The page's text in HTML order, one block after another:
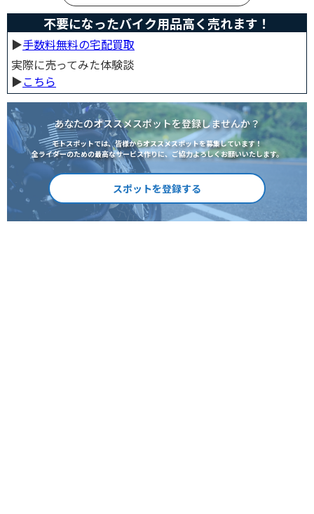
不要になったバイク用品高く売れます！
▶︎手数料無料の宅配買取
実際に売ってみた体験談
▶︎こちら
あなたのオススメスポットを登録しませんか？
モトスポットでは、皆様からオススメスポットを募集しています！
全ライダーのための最高なサービス作りに、ご協力よろしくお願いいたします。
スポットを登録する